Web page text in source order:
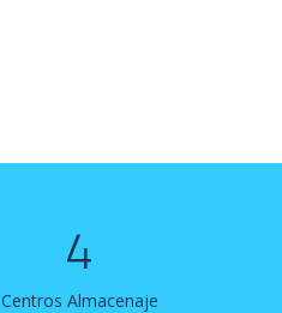
4
Centros Almacenaje